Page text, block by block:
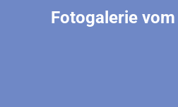
Fotogalerie